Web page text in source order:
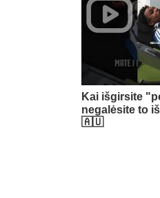
Kai išgirsite
negalėsite to
🇦🇺​